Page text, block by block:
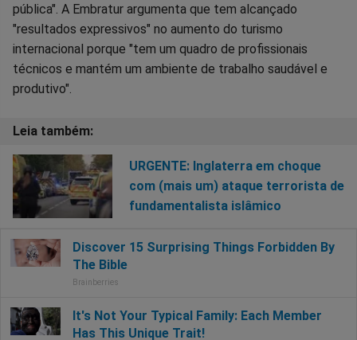
pública". A Embratur argumenta que tem alcançado
"resultados expressivos" no aumento do turismo
internacional porque "tem um quadro de profissionais
técnicos e mantém um ambiente de trabalho saudável e
produtivo".
URGENTE: Inglaterra em choque
com (mais um) ataque terrorista de
fundamentalista islâmico